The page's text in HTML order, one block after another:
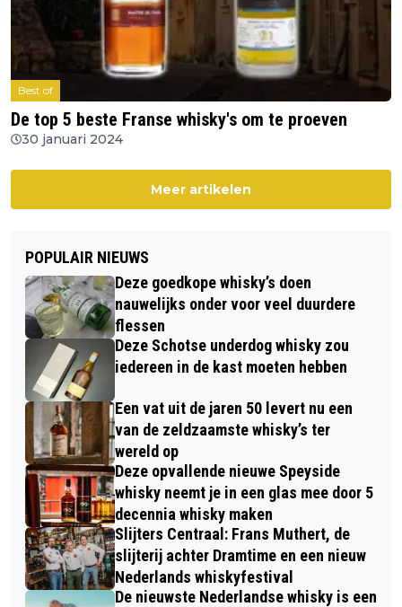
Best of
De top 5 beste Franse whisky's om te proeven
30 januari 2024
Meer artikelen
POPULAIR NIEUWS
Deze goedkope whisky’s doen
nauwelijks onder voor veel duurdere
flessen
Deze Schotse underdog whisky zou
iedereen in de kast moeten hebben
Een vat uit de jaren 50 levert nu een
van de zeldzaamste whisky’s ter
wereld op
Deze opvallende nieuwe Speyside
whisky neemt je in een glas mee door 5
decennia whisky maken
Slijters Centraal: Frans Muthert, de
slijterij achter Dramtime en een nieuw
Nederlands whiskyfestival
De nieuwste Nederlandse whisky is een